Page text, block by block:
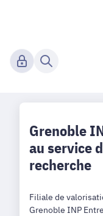
Grenoble
au service
recherche
Filiale de
Grenoble INP